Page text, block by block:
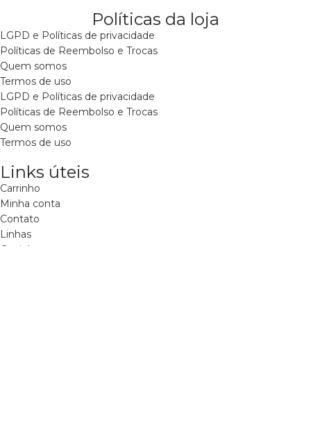
Políticas da loja
LGPD e Políticas de privacidade
Políticas de Reembolso e Trocas
Quem somos
Termos de uso
LGPD e Políticas de privacidade
Políticas de Reembolso e Trocas
Quem somos
Termos de uso
Links úteis
Carrinho
Minha conta
Contato
Linhas
Carrinho